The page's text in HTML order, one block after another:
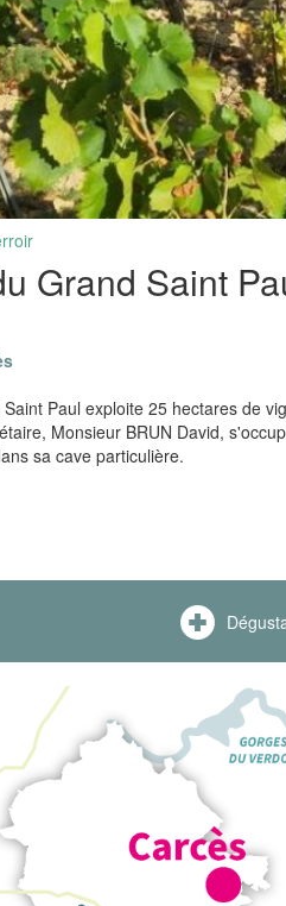
Grand Saint
Paul exploite 25 hectares de
Monsieur BRUN David,
sa cave particulière.